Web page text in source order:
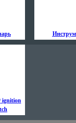
ignition